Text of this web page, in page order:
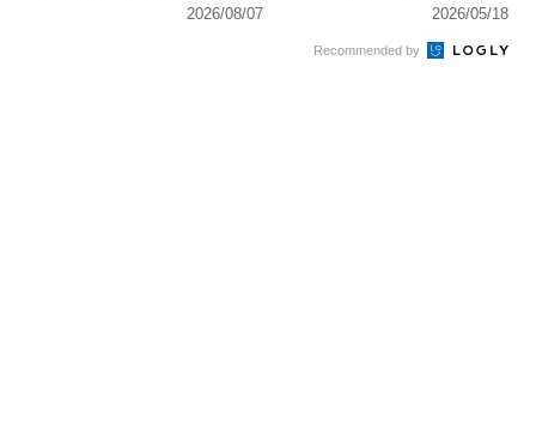
2026/08/07 2026/05/18
Recommended by